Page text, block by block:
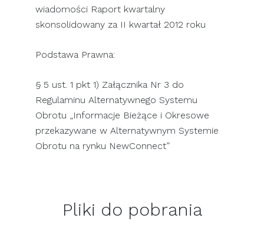
wiadomości Raport kwartalny
skonsolidowany za II kwartał 2012 roku
Podstawa Prawna:
§ 5 ust. 1 pkt 1) Załącznika Nr 3 do
Regulaminu Alternatywnego Systemu
Obrotu „Informacje Bieżące i Okresowe
przekazywane w Alternatywnym Systemie
Obrotu na rynku NewConnect”
Pliki do pobrania